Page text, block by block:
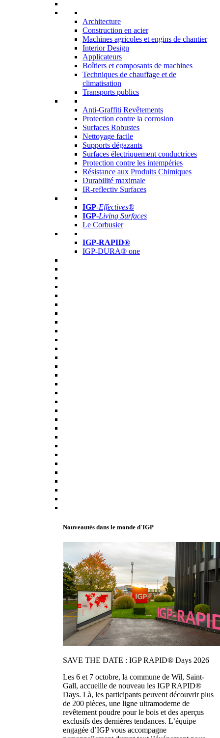
Architecture
Construction en acier
Machines agricoles et engins de chantier
Interior Design
Applicateurs
Boîtiers et composants de machines
Techniques de chauffage et de
climatisation
Transports publics
Anti-Graffiti Revêtements
Protection contre la corrosion
Surfaces Robustes
Nettoyage facile
Supports dégazants
Surfaces électriquement conductrices
Protection contre les intempéries
Résistance aux Produits Chimiques
Durabilité maximale
IR-reflectiv Surfaces
IGP-Effectives®
IGP-Living Surfaces
Le Corbusier
IGP-RAPID®
IGP-DURA® one
Nouveautés dans le monde d'IGP
SAVE THE DATE : IGP RAPID® Days 2026
Les 6 et 7 octobre, la commune de Wil, Saint-
Gall, accueille de nouveau les IGP RAPID®
Days. Là, les participants peuvent découvrir plus
de 200 pièces, une ligne ultramoderne de
revêtement poudre pour le bois et des aperçus
exclusifs des dernières tendances. L’équipe
engagée d’IGP vous accompagne